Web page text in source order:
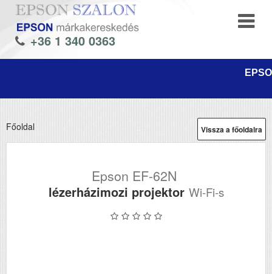
+36 1 340 0363
Vissza a főoldalra
Főoldal
Epson EF-62N
lézerházimozi projektor Wi-Fi-s